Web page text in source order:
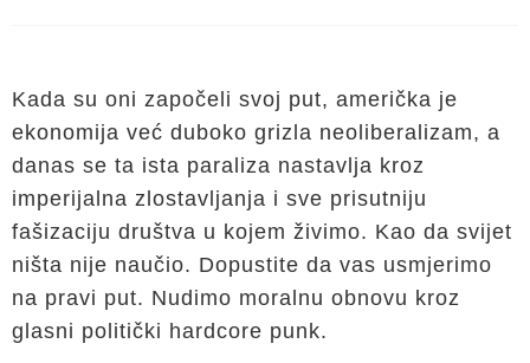
Kada su oni započeli svoj put, američka je
ekonomija već duboko grizla neoliberalizam, a
danas se ta ista paraliza nastavlja kroz
imperijalna zlostavljanja i sve prisutniju
fašizaciju društva u kojem živimo. Kao da svijet
ništa nije naučio. Dopustite da vas usmjerimo
na pravi put. Nudimo moralnu obnovu kroz
glasni politički hardcore punk.